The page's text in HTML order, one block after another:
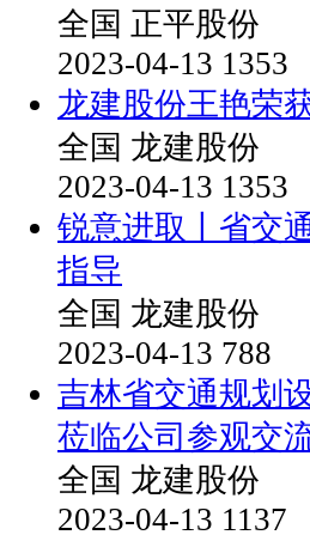
全国 正平股份
2023-04-13 1353
龙建股份王艳荣
全国 龙建股份
2023-04-13 1353
锐意进取丨省交
指导
全国 龙建股份
2023-04-13 788
吉林省交通规划
莅临公司参观交
全国 龙建股份
2023-04-13 1137